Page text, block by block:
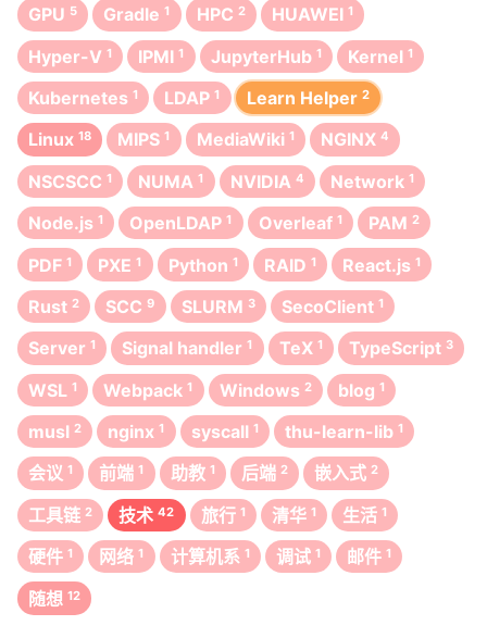
GPU 5 Gradle 1 HPC 2 HUAWEI 1
Hyper-V 1 IPMI 1 JupyterHub 1 Kernel 1
Kubernetes 1 LDAP 1 Learn Helper 2
Linux 18 MIPS 1 MediaWiki 1 NGINX 4
NSCSCC 1 NUMA 1 NVIDIA 4 Network 1
Node.js 1 OpenLDAP 1 Overleaf 1 PAM 2
PDF 1 PXE 1 Python 1 RAID 1 React.js 1
Rust 2 SCC 9 SLURM 3 SecoClient 1
Server 1 Signal handler 1 TeX 1 TypeScript 3
WSL 1 Webpack 1 Windows 2 blog 1
musl 2 nginx 1 syscall 1 thu-learn-lib 1
会议 1 前端 1 助教 1 后端 2 嵌入式 2
工具链 2 技术 42 旅行 1 清华 1 生活 1
硬件 1 网络 1 计算机系 1 调试 1 邮件 1
随想 12